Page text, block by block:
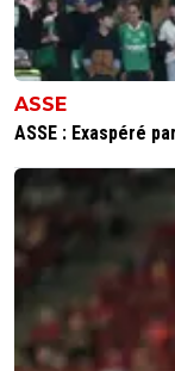
ASSE
ASSE : Exaspéré